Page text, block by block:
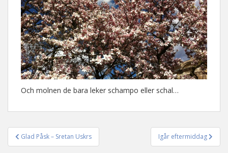
Och molnen de bara leker schampo eller schal…
Inläggsnavigering
Glad Påsk – Sretan Uskrs Igår eftermiddag